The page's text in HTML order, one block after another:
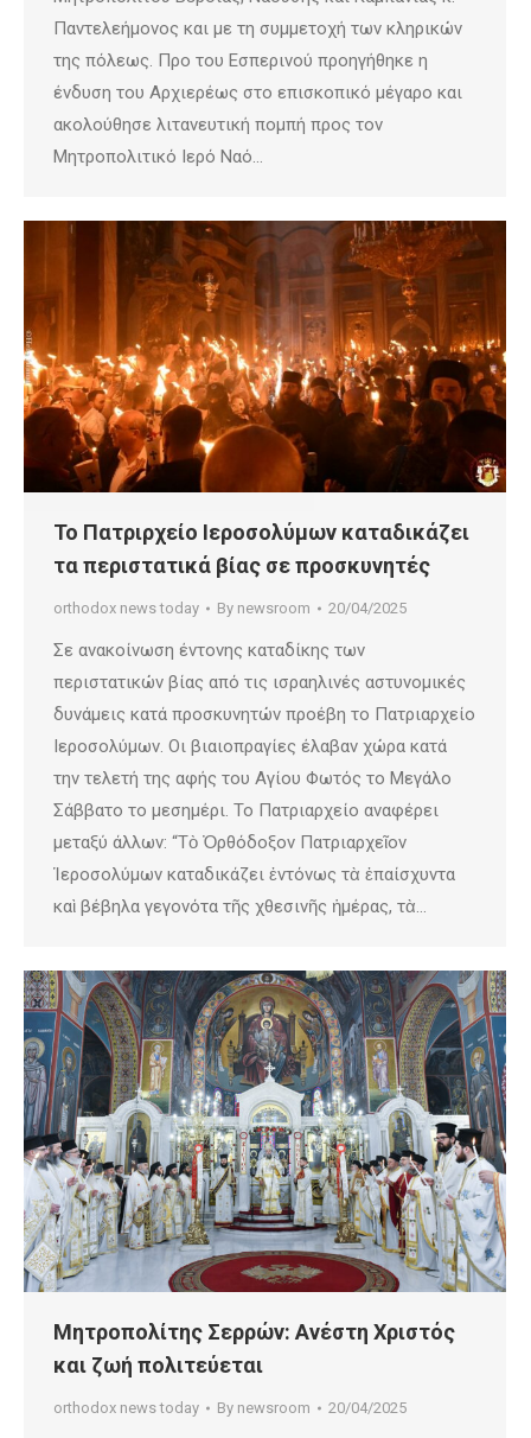
Παντελεήμονος και με τη συμμετοχή των κληρικών
της πόλεως. Προ του Εσπερινού προηγήθηκε η
ένδυση του Αρχιερέως στο επισκοπικό μέγαρο και
ακολούθησε λιτανευτική πομπή προς τον
Μητροπολιτικό Ιερό Ναό…
Το Πατριρχείο Ιεροσολύμων καταδικάζει
τα περιστατικά βίας σε προσκυνητές
orthodox news today By newsroom 20/04/2025
Σε ανακοίνωση έντονης καταδίκης των
περιστατικών βίας από τις ισραηλινές αστυνομικές
δυνάμεις κατά προσκυνητών προέβη το Πατριαρχείο
Ιεροσολύμων. Οι βιαιοπραγίες έλαβαν χώρα κατά
την τελετή της αφής του Αγίου Φωτός το Μεγάλο
Σάββατο το μεσημέρι. Το Πατριαρχείο αναφέρει
μεταξύ άλλων: “Τὸ Ὀρθόδοξον Πατριαρχεῖον
Ἱεροσολύμων καταδικάζει ἐντόνως τὰ ἐπαίσχυντα
καὶ βέβηλα γεγονότα τῆς χθεσινῆς ἡμέρας, τὰ…
Μητροπολίτης Σερρών: Ανέστη Χριστός
και ζωή πολιτεύεται
orthodox news today By newsroom 20/04/2025